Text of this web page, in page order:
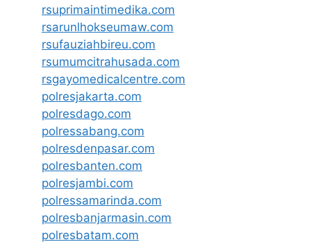
rsuprimaintimedika.com
rsarunlhokseumaw.com
rsufauziahbireu.com
rsumumcitrahusada.com
rsgayomedicalcentre.com
polresjakarta.com
polresdago.com
polressabang.com
polresdenpasar.com
polresbanten.com
polresjambi.com
polressamarinda.com
polresbanjarmasin.com
polresbatam.com